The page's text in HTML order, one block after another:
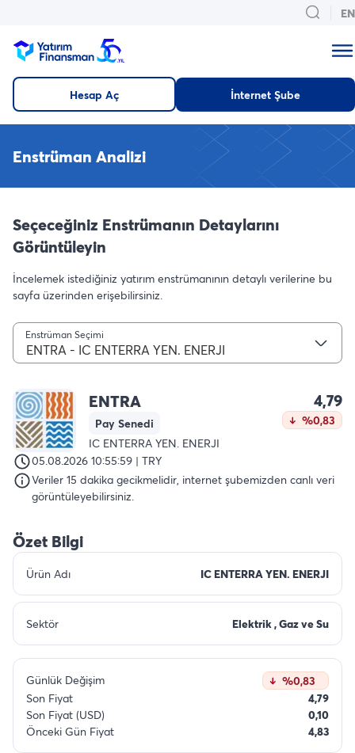
EN
Hesap Aç İnternet Şube
Enstrüman Analizi
Seçeceğiniz Enstrümanın Detaylarını
Görüntüleyin
İncelemek istediğiniz yatırım enstrümanının detaylı verilerine bu
sayfa üzerinden erişebilirsiniz.
Enstrüman Seçimi
ENTRA - IC ENTERRA YEN. ENERJI
ENTRA
Pay Senedi
IC ENTERRA YEN. ENERJI
4,79
%0,83
05.08.2026 10:55:59 | TRY
Veriler 15 dakika gecikmelidir, internet şubemizden canlı veri
görüntüleyebilirsiniz.
Özet Bilgi
Ürün Adı IC ENTERRA YEN. ENERJI
Sektör Elektrik , Gaz ve Su
Günlük Değişim
%0,83
Son Fiyat
4,79
Son Fiyat (USD)
0,10
Önceki Gün Fiyat
4,83